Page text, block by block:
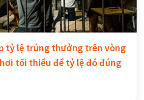
tỷ lệ trúng thưởng trên vòng
tối thiểu để tỷ lệ đó đúng